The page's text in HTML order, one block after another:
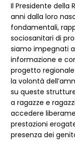
Il Presidente della
anni dalla loro
fondamentali,
sociosanitari di
siamo impegnati
informazione e
progetto
la volontà
su queste
a ragazze e
accedere
prestazioni
presenza dei